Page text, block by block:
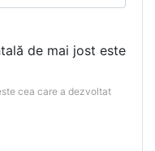
de mai jost este
cea care a dezvoltat